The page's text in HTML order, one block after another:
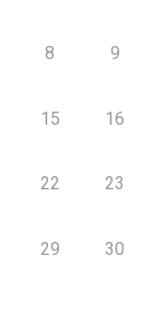
8 9
15 16
22 23
29 30